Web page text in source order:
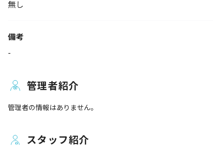
無し
備考
-
管理者紹介
管理者の情報はありません。
スタッフ紹介